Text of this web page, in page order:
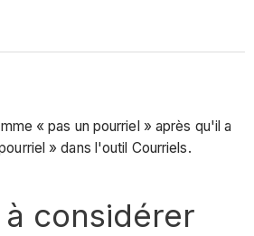
« pas un pourriel » après qu'il a
» dans l'outil Courriels.
considérer